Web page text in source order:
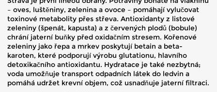
– oves, luštěniny, zelenina a ovoce – pomáhají vylučovat
toxinové metabolity přes střeva. Antioxidanty z listové
zeleniny (špenát, kapusta) a z červených plodů (bobule)
chrání jaterní buňky před oxidačním stresem. Kořenové
zeleniny jako řepa a mrkev poskytují betain a beta-
karoten, které podporují výrobu glutationu, hlavního
detoxikačního antioxidantu. Hydratace je také nezbytná;
voda umožňuje transport odpadních látek do ledvin a
pomáhá udržet krevní objem, což usnadňuje jaterní filtraci.